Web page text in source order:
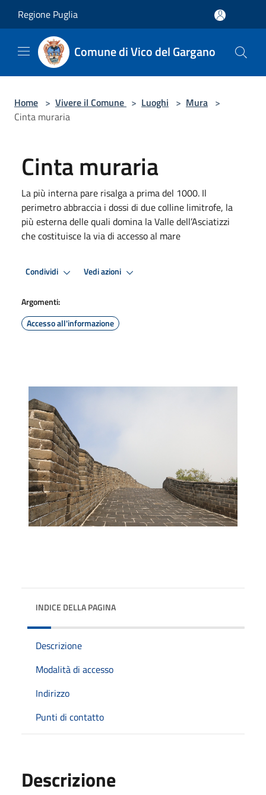
Regione Puglia
Comune di Vico del Gargano
Home > Vivere il Comune > Luoghi > Mura >
Cinta muraria
Cinta muraria
La più interna pare risalga a prima del 1000. Il
perimetro abbraccia i dossi di due colline limitrofe, la
più esterna delle quali domina la Valle dell’Asciatizzi
che costituisce la via di accesso al mare
Condividi Vedi azioni
Argomenti:
Accesso all'informazione
INDICE DELLA PAGINA
Descrizione
Modalità di accesso
Indirizzo
Punti di contatto
Descrizione